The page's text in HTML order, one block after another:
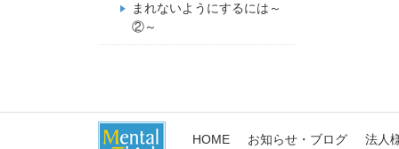
まれないようにするには～
②～
HOME お知らせ・ブログ
法人